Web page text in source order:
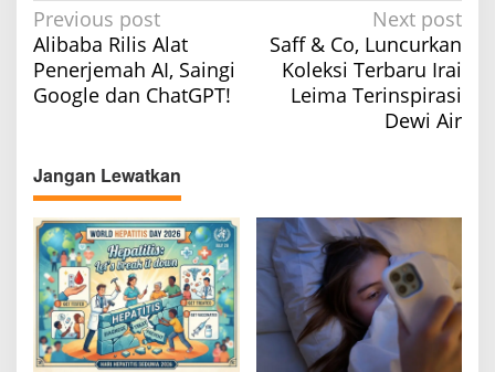
P
o
s
t
a
v
i
g
a
t
i
Previous post
Alibaba Rilis Alat
Penerjemah AI, Saingi
Google dan ChatGPT!
Next post
Saff & Co, Luncurkan
Koleksi Terbaru Irai
Leima Terinspirasi
Dewi Air
Jangan Lewatkan